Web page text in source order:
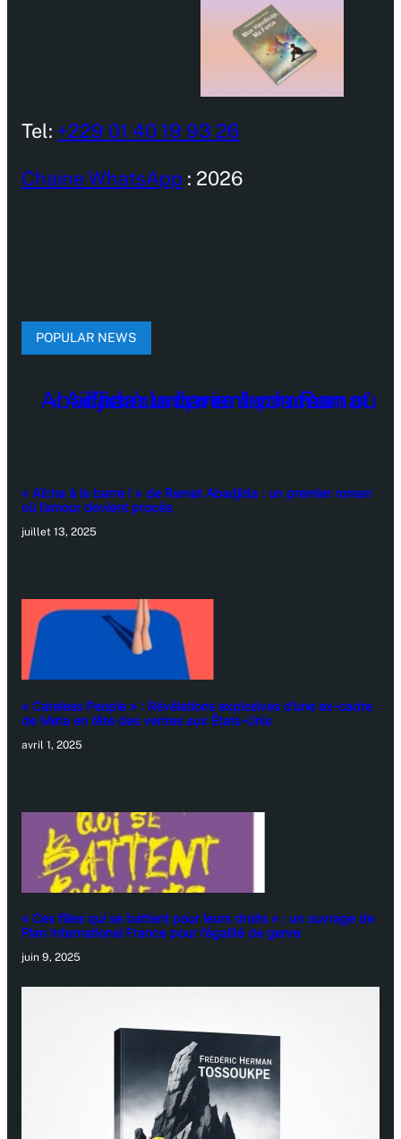
Tel: +229 01 40 19 93 26
Chaine WhatsApp : 2026
POPULAR NEWS
« Aïcha à la barre ! » de Ramat Abadjida : un premier roman
où l’amour devient procès
juillet 13, 2025
« Careless People » : Révélations explosives d’une ex-cadre
de Meta en tête des ventes aux États-Unis
avril 1, 2025
« Ces filles qui se battent pour leurs droits » : un ouvrage de
Plan International France pour l’égalité de genre
juin 9, 2025